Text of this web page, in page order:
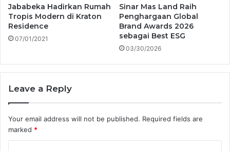
Jababeka Hadirkan Rumah
Tropis Modern di Kraton
Residence
07/01/2021
Sinar Mas Land Raih
Penghargaan Global
Brand Awards 2026
sebagai Best ESG
03/30/2026
Leave a Reply
Your email address will not be published. Required fields are
marked *